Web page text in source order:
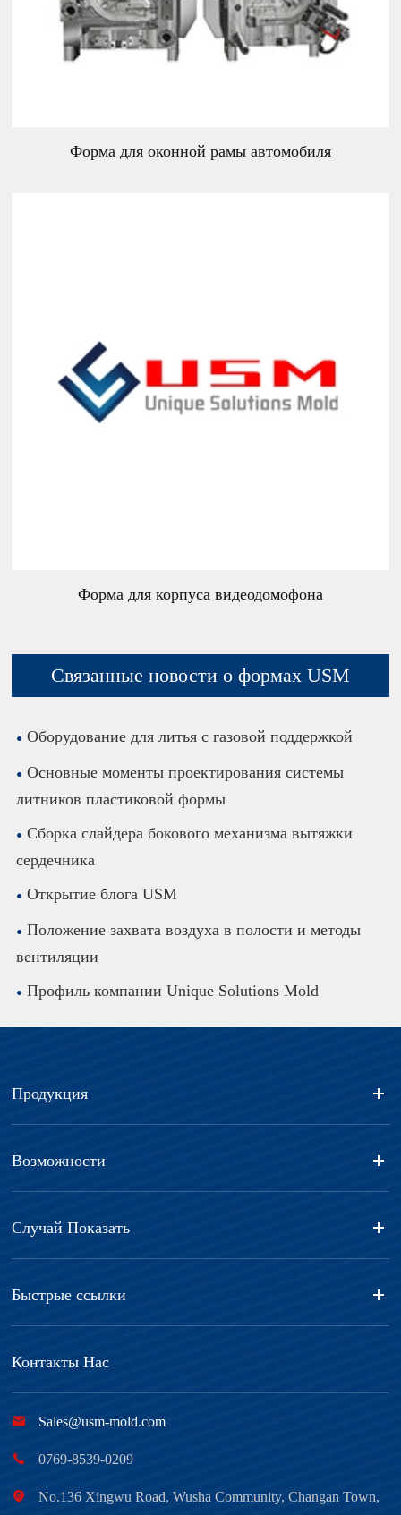
Форма для оконной рамы автомобиля
Форма для корпуса видеодомофона
Связанные новости о формах USM
Оборудование для литья с газовой поддержкой
Основные моменты проектирования системы
литников пластиковой формы
Сборка слайдера бокового механизма вытяжки
сердечника
Открытие блога USM
Положение захвата воздуха в полости и методы
вентиляции
Профиль компании Unique Solutions Mold
Продукция
Возможности
Случай Показать
Быстрые ссылки
Контакты Нас
 Sales@usm-mold.com
 0769-8539-0209
 No.136 Xingwu Road, Wusha Community, Changan Town,